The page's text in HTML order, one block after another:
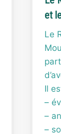
et
Le
Il
–
–
–